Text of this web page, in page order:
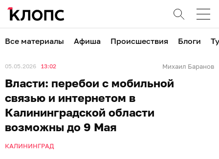
Все материалы Афиша Происшествия Блоги
05.05.2026 13:02 Михаил Баранов
Власти: перебои с мобильной
связью и интернетом в
Калининградской области
возможны до 9 Мая
КАЛИНИНГРАД